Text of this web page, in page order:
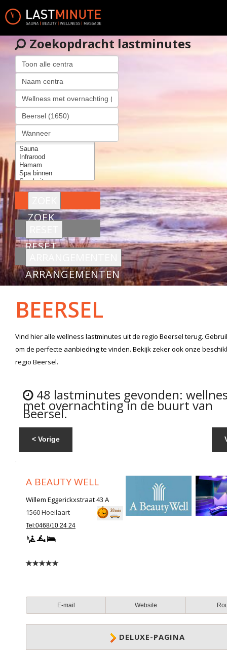
Zoekopdracht lastminutes
ZOEK
RESET
ARRANGEMENTEN
BEERSEL
Vind hier alle wellness lastminutes uit de regio Beerselterug.
om de perfecte aanbieding te vinden. Bekijk zeker ook onze
regio Beersel.
48 lastminutes gevonden:
met overnachting in de buurt van
Beersel.
< Vorige
A BEAUTY WELL
Willem Eggerickxstraat 43 A
1560Hoeilaart
Tel:0468/10 24 24
E-mail Website
DELUXE-PAGINA